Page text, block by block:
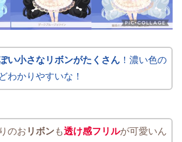
い小さなリボンがたくさん！濃い色の
わかりやすいな！
のお リボンも透け感フリルが可愛いん